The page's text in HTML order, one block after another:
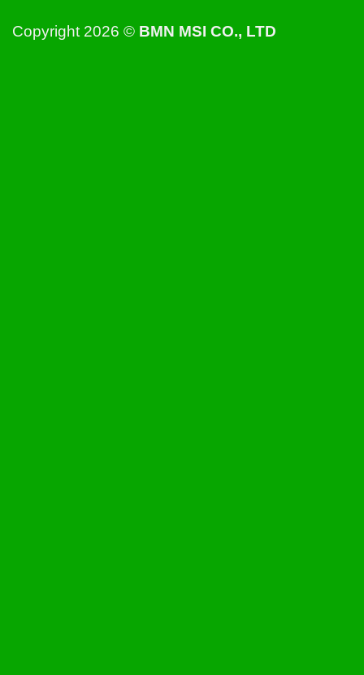
Copyright 2026 © BMN MSI CO., LTD